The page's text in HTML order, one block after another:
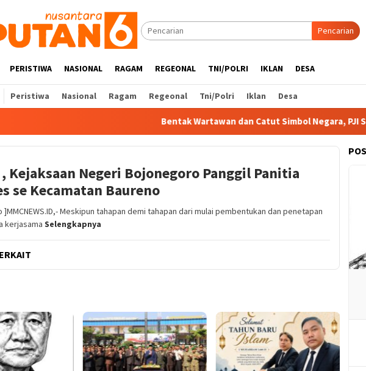
Pencarian
PERISTIWA NASIONAL RAGAM REGEONAL TNI/POLRI IKLAN DESA
Peristiwa Nasional Ragam Regeonal Tni/Polri Iklan Desa
Bentak Wartawan dan Catut Simbol Negara, PJI
Kejaksaan Negeri Bojonegoro Panggil Panitia
se Kecamatan Baureno
Meskipun tahapan demi tahapan dari mulai pembentukan dan penetapan
kerjasama Selengkapnya